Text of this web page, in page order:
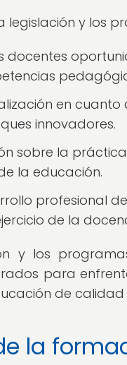
legislación y los
docentes
en
innovadores.
sobre la
la educación.
profesional
de la
y los
para
de
la